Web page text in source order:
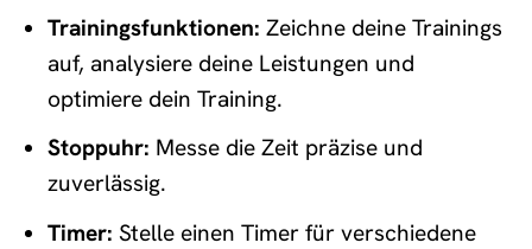
Trainingsfunktionen: Zeichne deine Trainings
auf, analysiere deine Leistungen und
optimiere dein Training.
Stoppuhr: Messe die Zeit präzise und
zuverlässig.
Timer: Stelle einen Timer für verschiedene